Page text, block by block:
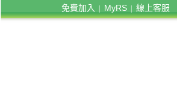
免費加入 MyRS 線上客服